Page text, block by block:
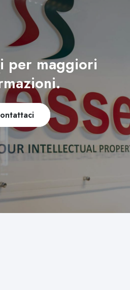
per maggiori